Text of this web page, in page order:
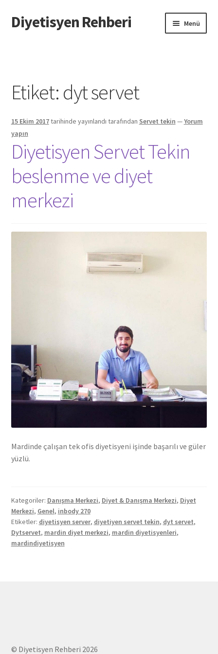
Dolaşıma
geç
İçeriğe
geç
Diyetisyen Rehberi Menü
Hata Bildir
iletişim
Sayfamı Düzenlemek İstiyorum
Yardım
Formu doldurun biz sayfanızı oluşturalım
Etiket: dyt servet
15 Ekim 2017tarihinde yayınlandı tarafından Servet tekin —Yorum
yapın
Diyetisyen Servet Tekin
beslenme ve diyet
merkezi
Mardinde çalışan tek ofis diyetisyeni işinde başarılı ve güler
yüzlü.
Kategoriler: Danışma Merkezi, Diyet & Danışma Merkezi, Diyet
Merkezi, Genel, inbody 270
Etiketler: diyetisyen server, diyetiyen servet tekin, dyt servet,
Dytservet, mardin diyet merkezi, mardin diyetisyenleri,
mardindiyetisyen
© Diyetisyen Rehberi 2026